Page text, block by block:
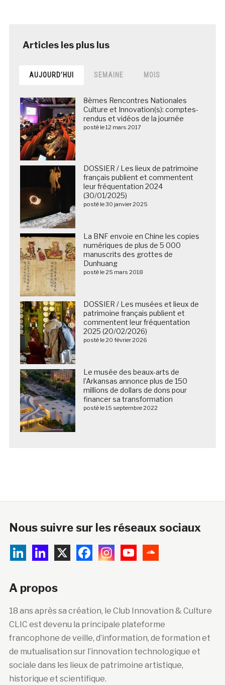
AUJOURD’HUI SEMAINE MOIS
8èmes Rencontres Nationales
Culture et Innovation(s): comptes-
rendus et vidéos de la journée
posté le 12 mars 2017
DOSSIER / Les lieux de patrimoine
français publient et commentent
leur fréquentation 2024
(30/01/2025)
posté le 30 janvier 2025
La BNF envoie en Chine les copies
numériques de plus de 5 000
manuscrits des grottes de
Dunhuang
posté le 25 mars 2018
DOSSIER / Les musées et lieux de
patrimoine français publient et
commentent leur fréquentation
2025 (20/02/2026)
posté le 20 février 2026
Le musée des beaux-arts de
l’Arkansas annonce plus de 150
millions de dollars de dons pour
financer sa transformation
posté le 15 septembre 2022
Nous suivre sur les réseaux sociaux
A propos
18 ans après sa création, le Club Innovation & Culture
CLIC est devenu la principale plateforme
francophone de veille, d’information, de formation et
de mutualisation sur l’innovation technologique et
sociale dans les lieux de patrimoine artistique,
historique et scientifique.